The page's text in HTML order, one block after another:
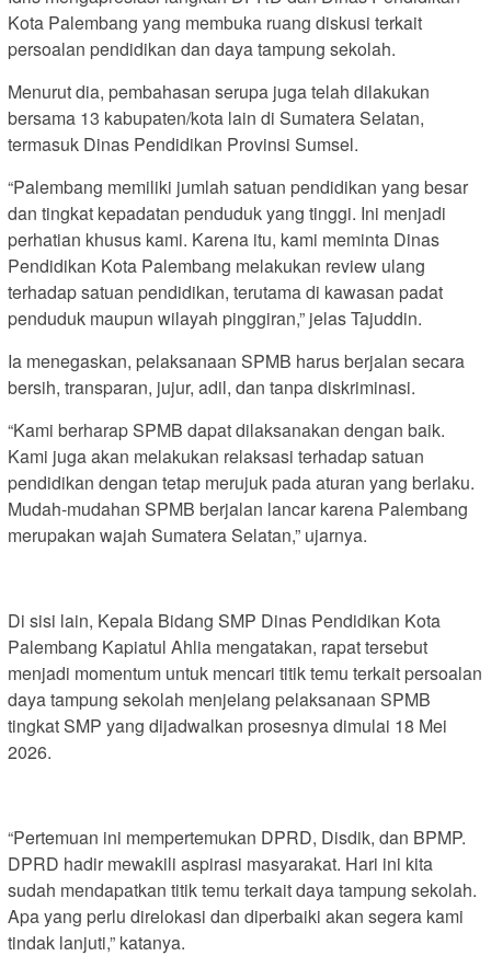
Kota Palembang yang membuka ruang diskusi terkait
persoalan pendidikan dan daya tampung sekolah.
Menurut dia, pembahasan serupa juga telah dilakukan
bersama 13 kabupaten/kota lain di Sumatera Selatan,
termasuk Dinas Pendidikan Provinsi Sumsel.
“Palembang memiliki jumlah satuan pendidikan yang besar
dan tingkat kepadatan penduduk yang tinggi. Ini menjadi
perhatian khusus kami. Karena itu, kami meminta Dinas
Pendidikan Kota Palembang melakukan review ulang
terhadap satuan pendidikan, terutama di kawasan padat
penduduk maupun wilayah pinggiran,” jelas Tajuddin.
Ia menegaskan, pelaksanaan SPMB harus berjalan secara
bersih, transparan, jujur, adil, dan tanpa diskriminasi.
“Kami berharap SPMB dapat dilaksanakan dengan baik.
Kami juga akan melakukan relaksasi terhadap satuan
pendidikan dengan tetap merujuk pada aturan yang berlaku.
Mudah-mudahan SPMB berjalan lancar karena Palembang
merupakan wajah Sumatera Selatan,” ujarnya.
Di sisi lain, Kepala Bidang SMP Dinas Pendidikan Kota
Palembang Kapiatul Ahlia mengatakan, rapat tersebut
menjadi momentum untuk mencari titik temu terkait persoalan
daya tampung sekolah menjelang pelaksanaan SPMB
tingkat SMP yang dijadwalkan prosesnya dimulai 18 Mei
2026.
“Pertemuan ini mempertemukan DPRD, Disdik, dan BPMP.
DPRD hadir mewakili aspirasi masyarakat. Hari ini kita
sudah mendapatkan titik temu terkait daya tampung sekolah.
Apa yang perlu direlokasi dan diperbaiki akan segera kami
tindak lanjuti,” katanya.